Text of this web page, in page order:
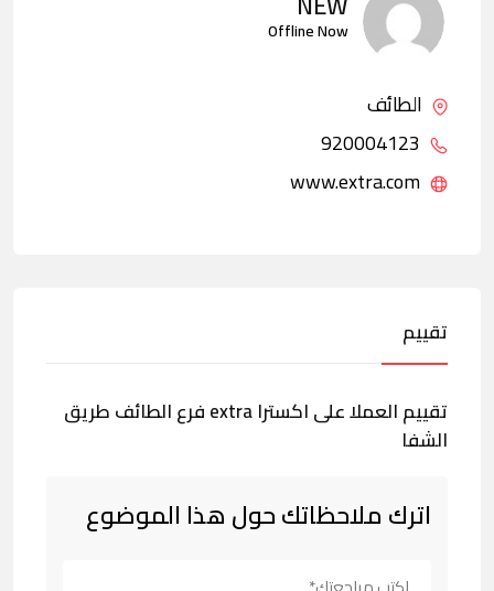
Offline Now
الطائف
تقييم
تقييم العملا على اكسترا extra فرع الطائف طريق
الشفا
اترك ملاحظاتك حول هذا الموضوع